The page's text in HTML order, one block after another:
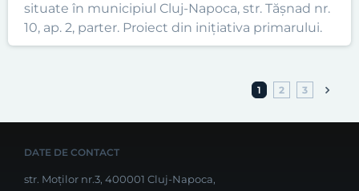
situate în municipiul Cluj-Napoca, str. Tășnad nr.
10, ap. 2, parter. Proiect din inițiativa primarului.
1 2 3
DATE DE CONTACT
str. Moților nr.3, 400001 Cluj-Napoca,